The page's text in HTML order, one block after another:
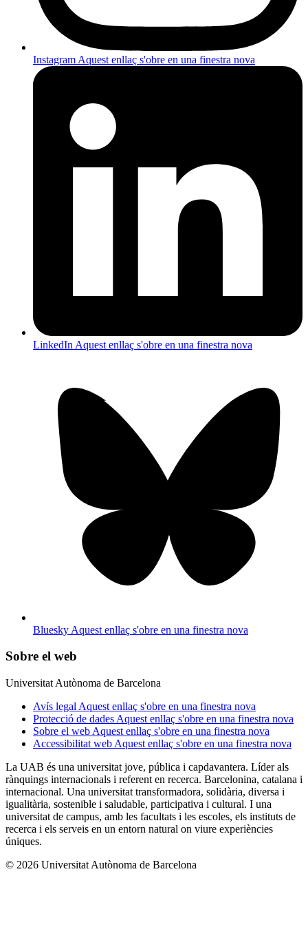
Instagram Aquest enllaç s'obre en una finestra nova
LinkedIn Aquest enllaç s'obre en una finestra nova
Bluesky Aquest enllaç s'obre en una finestra nova
Sobre el web
Universitat Autònoma de Barcelona
Avís legal Aquest enllaç s'obre en una finestra nova
Protecció de dades Aquest enllaç s'obre en una finestra nova
Sobre el web Aquest enllaç s'obre en una finestra nova
Accessibilitat web Aquest enllaç s'obre en una finestra nova
La UAB és una universitat jove, pública i capdavantera. Líder als
rànquings internacionals i referent en recerca. Barcelonina, catalana i
internacional. Una universitat transformadora, solidària, diversa i
igualitària, sostenible i saludable, participativa i cultural. I una
universitat de campus, amb les facultats i les escoles, els instituts de
recerca i els serveis en un entorn natural on viure experiències
úniques.
© 2026 Universitat Autònoma de Barcelona